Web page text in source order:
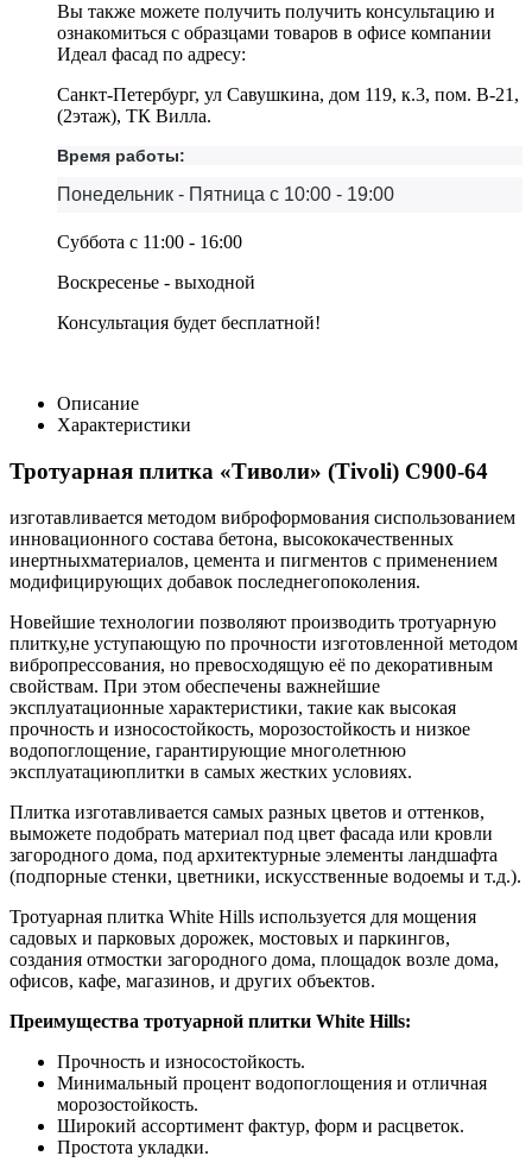
Вы также можете получить получить консультацию и
ознакомиться с образцами товаров в офисе компании
Идеал фасад по адресу:
Санкт-Петербург, ул Савушкина, дом 119, к.3, пом. В-21,
(2этаж), ТК Вилла.
Время работы:
Понедельник - Пятница с 10:00 - 19:00
Суббота с 11:00 - 16:00
Воскресенье - выходной
Консультация будет бесплатной!
Описание
Характеристики
Тротуарная плитка «Тиволи» (Tivoli) С900-64
изготавливается методом виброформования сиспользованием
инновационного состава бетона, высококачественных
инертныхматериалов, цемента и пигментов с применением
модифицирующих добавок последнегопоколения.
Новейшие технологии позволяют производить тротуарную
плитку,не уступающую по прочности изготовленной методом
вибропрессования, но превосходящую её по декоративным
свойствам. При этом обеспечены важнейшие
эксплуатационные характеристики, такие как высокая
прочность и износостойкость, морозостойкость и низкое
водопоглощение, гарантирующие многолетнюю
эксплуатациюплитки в самых жестких условиях.
Плитка изготавливается самых разных цветов и оттенков,
выможете подобрать материал под цвет фасада или кровли
загородного дома, под архитектурные элементы ландшафта
(подпорные стенки, цветники, искусственные водоемы и т.д.).
Тротуарная плитка White Hills используется для мощения
садовых и парковых дорожек, мостовых и паркингов,
создания отмостки загородного дома, площадок возле дома,
офисов, кафе, магазинов, и других объектов.
Преимущества тротуарной плитки White Hills:
Прочность и износостойкость.
Минимальный процент водопоглощения и отличная
морозостойкость.
Широкий ассортимент фактур, форм и расцветок.
Простота укладки.